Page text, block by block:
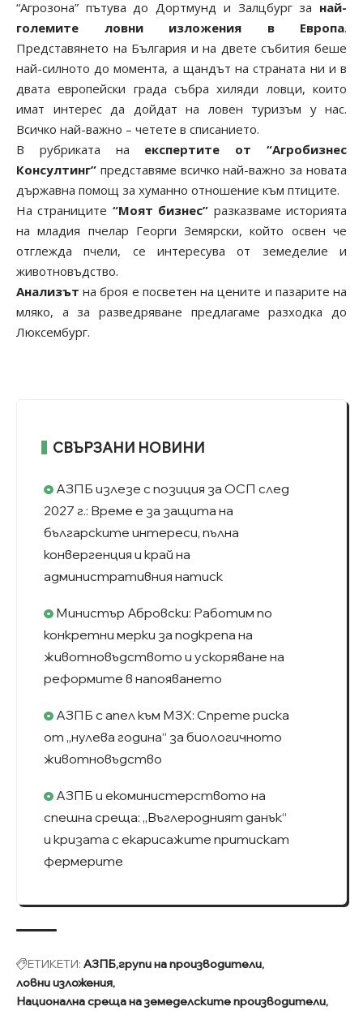
“Агрозона” пътува до Дортмунд и Залцбургза най-
големите ловни изложения в Европа.
Представянето на България и на двете събития беше
най-силното до момента, а щандът на страната ни и в
двата европейски града събра хиляди ловци, които
имат интерес да дойдат на ловен туризъм у нас.
Всичко най-важно – четете в списанието.
В рубриката на експертите от “Агробизнес
Консултинг” представяме всичко най-важно за новата
държавна помощ за хуманно отношение към птиците.
На страниците “Моят бизнес” разказваме историята
на младия пчелар Георги Земярски, който освен че
отглежда пчели, се интересува от земеделие и
животновъдство.
Анализът на броя е посветен на цените и пазарите на
мляко, а за разведряване предлагаме разходка до
Люксембург.
СВЪРЗАНИ НОВИНИ
АЗПБ излезе с позиция за ОСП след
2027 г.: Време е за защита на
българските интереси, пълна
конвергенция и край на
административния натиск
Министър Абровски: Работим по
конкретни мерки за подкрепа на
животновъдството и ускоряване на
реформите в напояването
АЗПБ с апел към МЗХ: Спрете риска
от „нулева година“ за биологичното
животновъдство
АЗПБ и екоминистерството на
спешна среща: „Въглеродният данък“
и кризата с екарисажите притискат
фермерите
ЕТИКЕТИ: АЗПБгрупи на производители
ловни изложения
Национална среща на земеделските производители